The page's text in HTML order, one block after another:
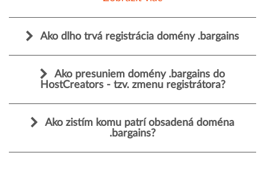
Ako dlho trvá registrácia domény .bargains
Ako presuniem domény .bargains do
HostCreators - tzv. zmenu registrátora?
Ako zistím komu patrí obsadená doména
.bargains?